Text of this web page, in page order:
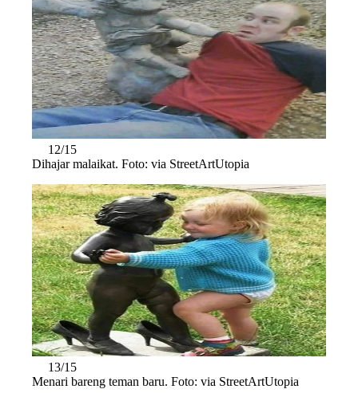
12/15
Dihajar malaikat. Foto: via StreetArtUtopia
13/15
Menari bareng teman baru. Foto: via StreetArtUtopia